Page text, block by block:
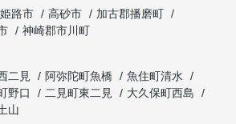
姫路市 高砂市
加古郡播磨町
神崎郡市川町
二見 阿弥陀町魚橋
魚住町清水
野口 二見町東二見
大久保町西島
山